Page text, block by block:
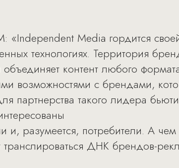
«Independent Media гордится
технологиях. Территория
контент любого
возможностями с брендами,
партнерства такого лидера
и, разумеется, потребители. А чем
транслироваться ДНК брендов-